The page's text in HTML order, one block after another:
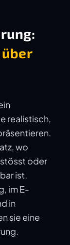
über
realistisch,
wo
oder
ist.
im E-
in
sie eine